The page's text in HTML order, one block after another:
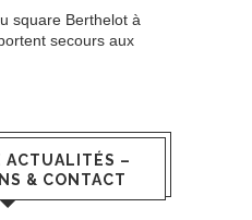
square Berthelot à
secours aux
ACTUALITÉS –
& CONTACT